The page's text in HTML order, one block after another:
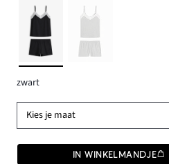
zwart
Kies je maat
IN WINKELMANDJE